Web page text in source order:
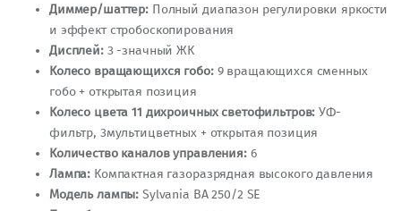
Диммер/шаттер: Полный диапазон регулировки яркости
и эффект стробоскопирования
Дисплей:3 -значный ЖК
Колесо вращающихся гобо:9 вращающихся сменных
гобо + открытая позиция
Колесо цвета 11 дихроичных светофильтров: УФ-
фильтр, 3мультицветных + открытая позиция
Количество каналов управления:6
Лампа: Компактная газоразрядная высокого давления
Модель лампы: Sylvania BA 250/2 SE